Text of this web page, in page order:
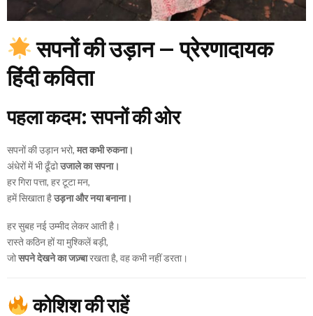
सपनों की उड़ान – प्रेरणादायक
हिंदी कविता
पहला कदम: सपनों की ओर
सपनों की उड़ान भरो, मत कभी रुकना।
अंधेरों में भी ढूँढोउजाले का सपना।
हर गिरा पत्ता, हर टूटा मन,
हमें सिखाता हैउड़ना और नया बनाना।
हर सुबह नई उम्मीद लेकर आती है।
रास्ते कठिन हों या मुश्किलें बड़ी,
जोसपने देखने का जज़्बारखता है, वह कभी नहीं डरता।
कोशिश की राहें